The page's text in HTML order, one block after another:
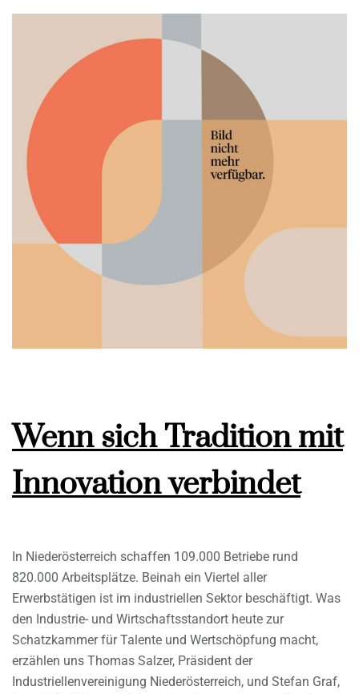
Wenn sich Tradition mit
Innovation verbindet
In Niederösterreich schaffen 109.000 Betriebe rund
820.000 Arbeitsplätze. Beinah ein Viertel aller
Erwerbstätigen ist im industriellen Sektor beschäftigt. Was
den Industrie- und Wirtschaftsstandort heute zur
Schatzkammer für Talente und Wertschöpfung macht,
erzählen uns Thomas Salzer, Präsident der
Industriellenvereinigung Niederösterreich, und Stefan Graf,